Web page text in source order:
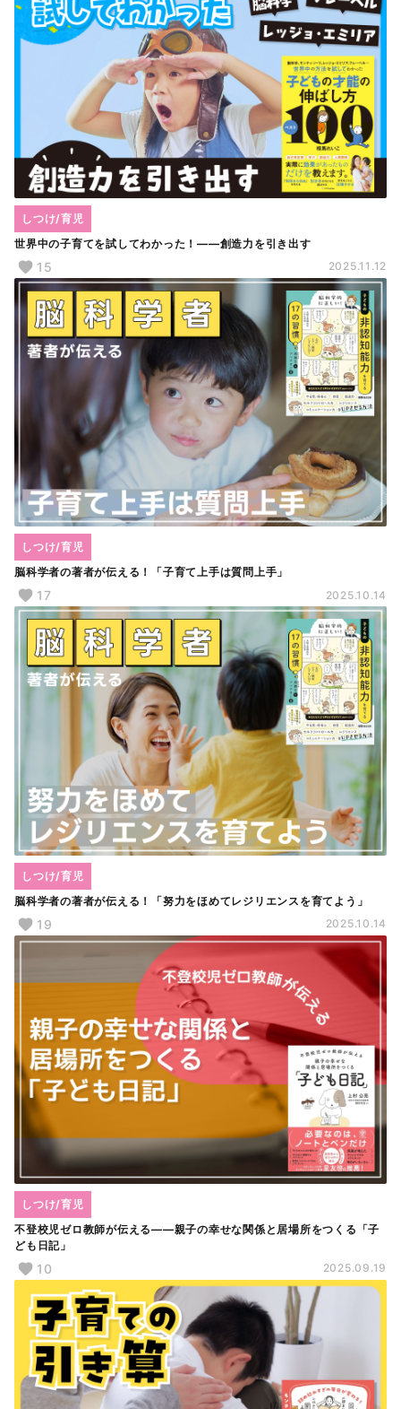
世界中の子育てを試してわかった！――創造力を引き出す
しつけ/育児
15 2025.11.12
脳科学者の著者が伝える！「子育て上手は質問上手」
しつけ/育児
17 2025.10.14
脳科学者の著者が伝える！「努力をほめてレジリエンスを育てよう」
しつけ/育児
19 2025.10.14
不登校児ゼロ教師が伝える――親子の幸せな関係と居場所をつくる「子
ども日記」
しつけ/育児
10 2025.09.19